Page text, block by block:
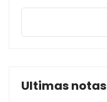
Ultimas notas